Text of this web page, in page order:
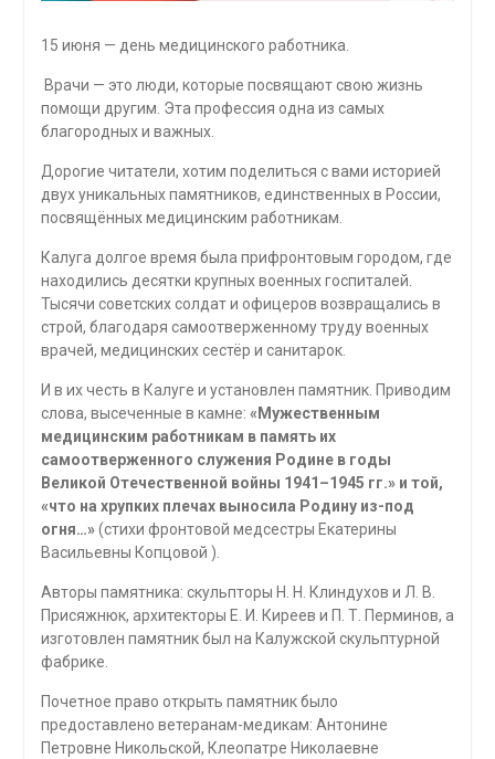
15 июня — день медицинского работника.
Врачи — это люди, которые посвящают свою жизнь
помощи другим. Эта профессия одна из самых
благородных и важных.
Дорогие читатели, хотим поделиться с вами историей
двух уникальных памятников, единственных в России,
посвящённых медицинским работникам.
Калуга долгое время была прифронтовым городом, где
находились десятки крупных военных госпиталей.
Тысячи советских солдат и офицеров возвращались в
строй, благодаря самоотверженному труду военных
врачей, медицинских сестёр и санитарок.
И в их честь в Калуге и установлен памятник. Приводим
слова, высеченные в камне: «Мужественным
медицинским работникам в память их
самоотверженного служения Родине в годы
Великой Отечественной войны 1941–1945 гг.» и той,
«что на хрупких плечах выносила Родину из-под
огня…»(стихи фронтовой медсестры Екатерины
Васильевны Копцовой ).
Авторы памятника: скульпторы Н. Н. Клиндухов и Л. В.
Присяжнюк, архитекторы Е. И. Киреев и П. Т. Перминов, а
изготовлен памятник был на Калужской скульптурной
фабрике.
Почетное право открыть памятник было
предоставлено ветеранам-медикам: Антонине
Петровне Никольской, Клеопатре Николаевне